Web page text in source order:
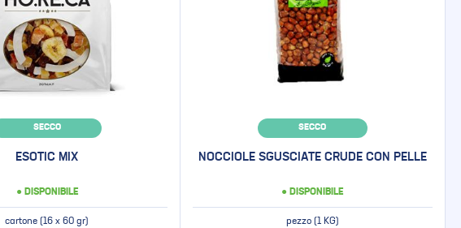
SECCO
ESOTIC MIX
● DISPONIBILE
cartone (16 x 60 gr)
SECCO
NOCCIOLE SGUSCIATE CRUDE CON PELLE
● DISPONIBILE
pezzo (1 KG)